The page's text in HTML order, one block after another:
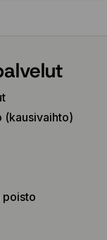
(kausivaihto)
poisto